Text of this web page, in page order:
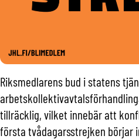
Riksmedlarens bud i statens
tillräcklig, vilket innebär att
första tvådagarsstrejken börjar